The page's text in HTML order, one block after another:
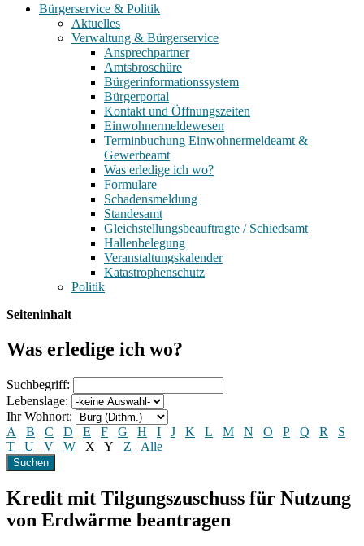
Bürgerservice & Politik
Aktuelles
Verwaltung & Bürgerservice
Ansprechpartner
Amtsbroschüre
Bürgerinformationssystem
Bürgerportal
Kontakt und Öffnungszeiten
Einwohnermeldewesen
Terminbuchung Einwohnermeldeamt &
Gewerbeamt
Was erledige ich wo?
Formulare
Schadensmeldung
Standesamt
Gleichstellungsbeauftragte / Schiedsamt
Hallenbelegung
Veranstaltungskalender
Katastrophenschutz
Politik
Seiteninhalt
Was erledige ich wo?
Suchbegriff:
Lebenslage:
Ihr Wohnort:
A
B C D E F G H I J K L M N O P Q R
S
T
U V W X Y Z Alle
Kredit mit Tilgungszuschuss für Nutzung
von Erdwärme beantragen